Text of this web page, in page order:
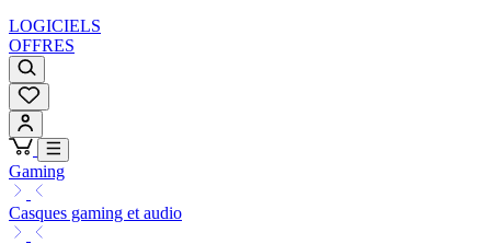
LOGICIELS
OFFRES
Gaming
Casques gaming et audio